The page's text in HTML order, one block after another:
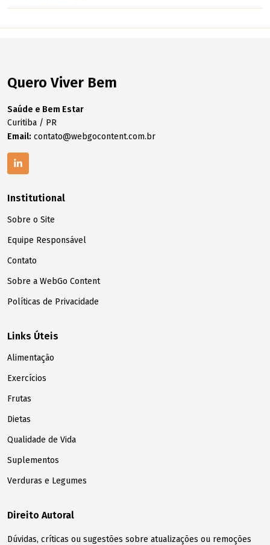
Quero Viver Bem
Saúde e Bem Estar
Curitiba / PR
Email: contato@webgocontent.com.br
Institutional
Sobre o Site
Equipe Responsável
Contato
Sobre a WebGo Content
Políticas de Privacidade
Links Úteis
Alimentação
Exercícios
Frutas
Dietas
Qualidade de Vida
Suplementos
Verduras e Legumes
Direito Autoral
Dúvidas, críticas ou sugestões sobre atualizações ou remoções